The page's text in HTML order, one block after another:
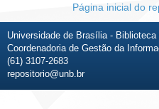
Página inicial do
Universidade de Brasília - Biblioteca
Coordenadoria de Gestão da
(61) 3107-2683
repositorio@unb.br